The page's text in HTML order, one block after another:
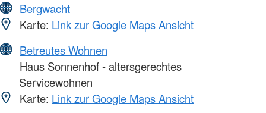
Bergwacht
Karte: Link zur Google Maps Ansicht
Betreutes Wohnen
Haus Sonnenhof - altersgerechtes
Servicewohnen
Karte: Link zur Google Maps Ansicht